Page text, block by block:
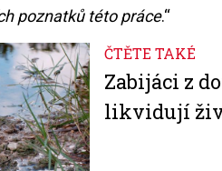
poznatků této práce.“
ČTĚTE TAKÉ
Zabijáci z
likvidují